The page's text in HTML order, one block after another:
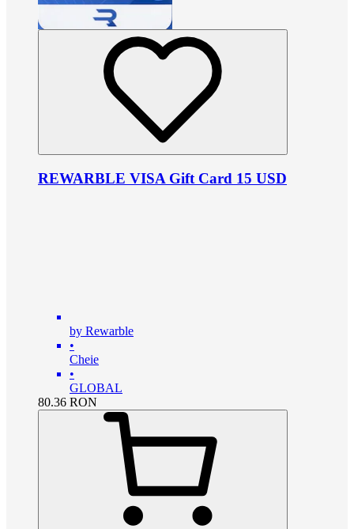
REWARBLE VISA Gift Card 15 USD
by Rewarble
•
Cheie
•
GLOBAL
80.36 RON